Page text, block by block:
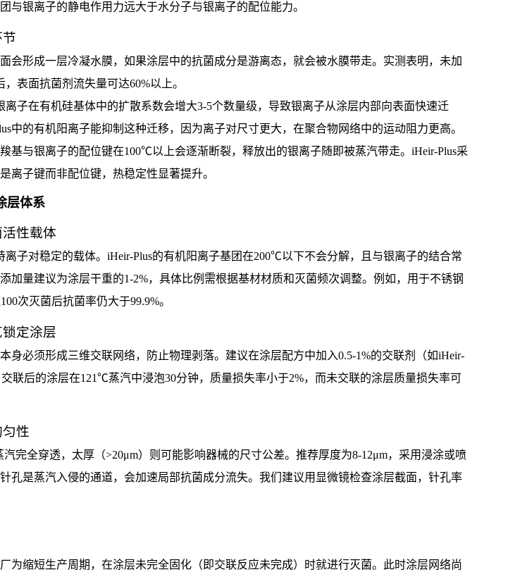
与银离子的静电作用力远大于水分子与银离子的配位能力。
会形成一层冷凝水膜，如果涂层中的抗菌成分是游离态，就会被水膜带走。实测表明，未加
表面抗菌剂流失量可达60%以上。
子在有机硅基体中的扩散系数会增大3-5个数量级，导致银离子从涂层内部向表面快速迁
中的有机阳离子能抑制这种迁移，因为离子对尺寸更大，在聚合物网络中的运动阻力更高。
基与银离子的配位键在100℃以上会逐渐断裂，释放出的银离子随即被蒸汽带走。iHeir-Plus采
离子键而非配位键，热稳定性显著提升。
层体系
性载体
子对稳定的载体。iHeir-Plus的有机阳离子基团在200℃以下不会分解，且与银离子的结合常
加量建议为涂层干重的1-2%，具体比例需根据基材材质和灭菌频次调整。例如，用于不锈钢
次灭菌后抗菌率仍大于99.9%。
定涂层
身必须形成三维交联网络，防止物理剥落。建议在涂层配方中加入0.5-1%的交联剂（如iHeir-
交联后的涂层在121℃蒸汽中浸泡30分钟，质量损失率小于2%，而未交联的涂层质量损失率可
性
完全穿透，太厚（>20μm）则可能影响器械的尺寸公差。推荐厚度为8-12μm，采用浸涂或喷
孔是蒸汽入侵的通道，会加速局部抗菌成分流失。我们建议用显微镜检查涂层截面，针孔率
为缩短生产周期，在涂层未完全固化（即交联反应未完成）时就进行灭菌。此时涂层网络尚